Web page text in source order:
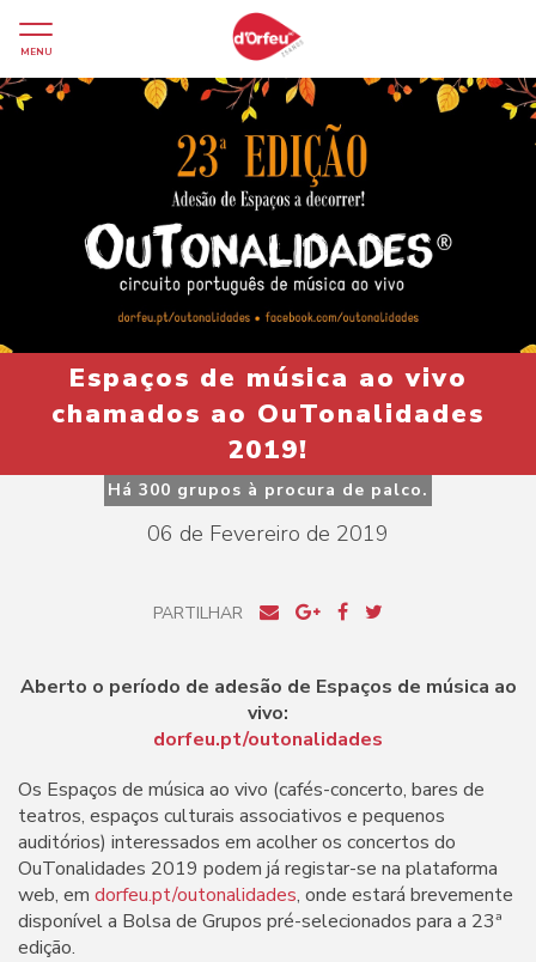
MENU
Espaços de música ao vivo
chamados ao OuTonalidades
2019!
Há 300 grupos à procura de palco.
06 de Fevereiro de 2019
PARTILHAR
Aberto o período de adesão de Espaços de música ao
vivo:
dorfeu.pt/outonalidades
Os Espaços de música ao vivo (cafés-concerto, bares de
teatros, espaços culturais associativos e pequenos
auditórios) interessados em acolher os concertos do
OuTonalidades 2019 podem já registar-se na plataforma
web, em dorfeu.pt/outonalidades, onde estará brevemente
disponível a Bolsa de Grupos pré-selecionados para a 23ª
edição.